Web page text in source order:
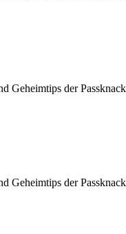
Geheimtips der
Geheimtips der